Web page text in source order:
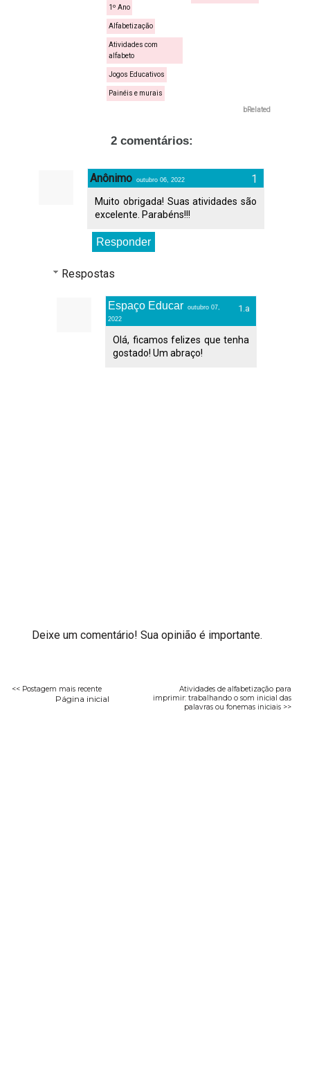
1º Ano
Alfabetização
Atividades com
alfabeto
Jogos Educativos
Painéis e murais
bRelated
2 comentários:
Anônimo outubro 06, 2022
Muito obrigada! Suas atividades são
excelente. Parabéns!!!
Responder
Respostas
Espaço Educar
outubro 07,
2022
Olá, ficamos felizes que tenha
gostado! Um abraço!
Deixe um comentário! Sua opinião é importante.
<< Postagem mais recente
Atividades de alfabetização para
imprimir: trabalhando o som inicial das
palavras ou fonemas iniciais >>
Página inicial